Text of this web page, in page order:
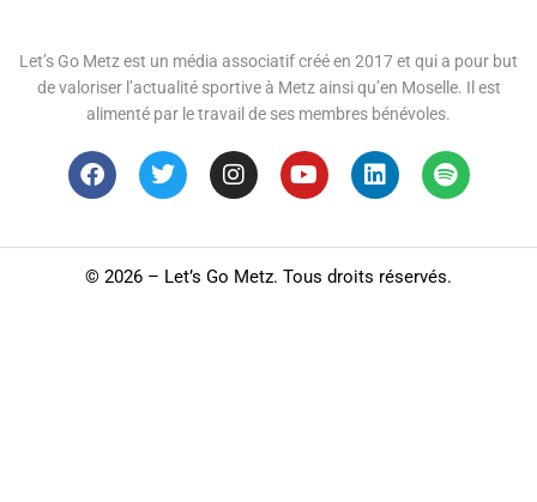
Let’s Go Metz est un média associatif créé en 2017 et qui a pour but
de valoriser l’actualité sportive à Metz ainsi qu’en Moselle. Il est
alimenté par le travail de ses membres bénévoles.
© 2026 – Let’s Go Metz. Tous droits réservés.